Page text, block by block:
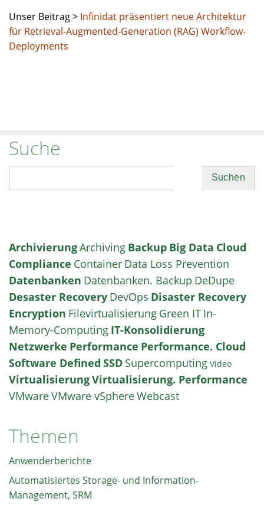
Unser Beitrag > Infinidat präsentiert neue Architektur
für Retrieval-Augmented-Generation (RAG) Workflow-
Deployments
Suche
ArchivierungArchiving Backup Big Data Cloud
Compliance Container Data Loss Prevention
Datenbanken Datenbanken. Backup DeDupe
Desaster Recovery DevOps Disaster Recovery
Encryption Filevirtualisierung Green IT In-
Memory-Computing IT-Konsolidierung
Netzwerke Performance Performance. Cloud
Software Defined SSD Supercomputing Video
VirtualisierungVirtualisierung. Performance
VMwareVMware vSphereWebcast
Themen
Anwenderberichte
Automatisiertes Storage- und Information-
Management, SRM